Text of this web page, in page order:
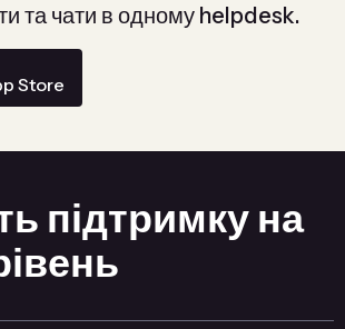
та чати в одному helpdesk.
Store
підтримку на